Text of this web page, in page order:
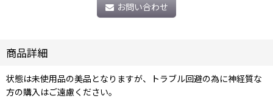
お問い合わせ
商品詳細
状態は未使用品の美品となりますが、トラブル回避の為に神経質な
方の購入はご遠慮ください。